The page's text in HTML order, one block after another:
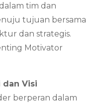
tim dan
tujuan bersama
dan strategis.
Motivator
dan Visi
berperan dalam